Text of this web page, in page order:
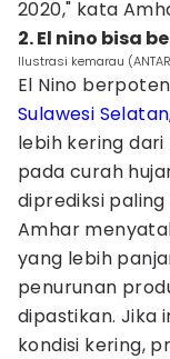
2020," kata
2. El nino bisa
Ilustrasi kemarau
El Nino
Sulawesi Selatan
lebih kering
pada curah
diprediksi
Amhar
yang lebih
penurunan
dipastikan. Jika
kondisi kering,